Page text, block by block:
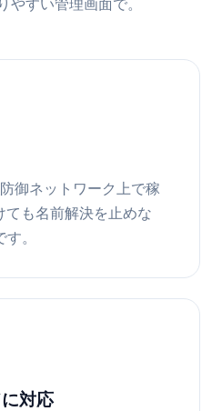
やすい管理画面で。
御ネットワーク上で稼
も名前解決を止めな
。
対応